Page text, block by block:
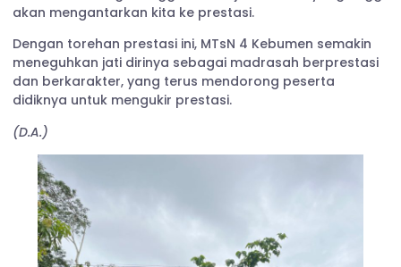
akan mengantarkan kita ke prestasi.
Dengan torehan prestasi ini, MTsN 4 Kebumen semakin
meneguhkan jati dirinya sebagai madrasah berprestasi
dan berkarakter, yang terus mendorong peserta
didiknya untuk mengukir prestasi.
(D.A.)